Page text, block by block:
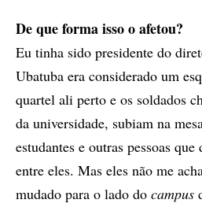
De que forma isso o afetou?
Eu tinha sido presidente do
Ubatuba era considerado um
quartel ali perto e os soldados
da universidade, subiam na
estudantes e outras pessoas
entre eles. Mas eles não me
mudado para o lado do campus